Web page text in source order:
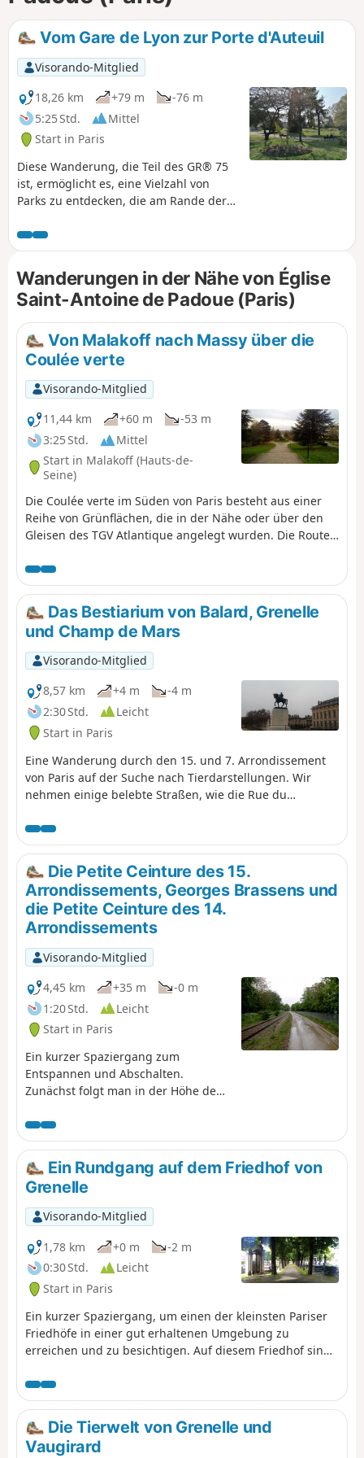
Vom Gare de Lyon zur Porte d'Auteuil
Visorando-Mitglied
18,26 km
+79 m
-76 m
5:25 Std.
Mittel
Start in Paris
Diese Wanderung, die Teil des GR® 75
ist, ermöglicht es, eine Vielzahl von
Parks zu entdecken, die am Rande der
liegen. Sie dient als Zwischenetappe
und ermöglicht es, den südlichsten Teil
desGR® zu erkunden. Es gibt zahlreiche
sehenswerte Orte entlang desGR®,
aber auch in der Umgebung, wie die
Butte aux Cailles, den Parc Montsouris
oder den Jardin des Serres d'Auteuil.
Beim Durchqueren der vielen Parks hat
zu sein.
Wanderungen in der Nähe von Église
Saint-Antoine de Padoue (Paris)
Von Malakoff nach Massy über die
Coulée verte
Visorando-Mitglied
11,44 km
+60 m
-53 m
3:25 Std.
Mittel
Start in Malakoff (Hauts-de-
Seine)
Die Coulée verte im Süden von Paris besteht aus einer
Reihe von Grünflächen, die in der Nähe oder über den
Gleisen des TGV Atlantique angelegt wurden. Die Route
ihrem Ende. Ein städtischer Spaziergang im Grünen, der
zu jeder Jahreszeit zu Fuß oder mit dem Fahrrad
unternommen werden kann.
Das Bestiarium von Balard, Grenelle
und Champ de Mars
Visorando-Mitglied
8,57 km
+4 m
-4 m
2:30 Std.
Leicht
Start in Paris
Eine Wanderung durch den 15. und 7. Arrondissement
von Paris auf der Suche nach Tierdarstellungen. Wir
nehmen einige belebte Straßen, wie die Rue du
einen schönen Blick auf den Eiffelturm.
Die Petite Ceinture des 15.
Arrondissements, Georges Brassens und
die Petite Ceinture des 14.
Arrondissements
Visorando-Mitglied
4,45 km
+35 m
-0 m
1:20 Std.
Leicht
Start in Paris
Ein kurzer Spaziergang zum
Entspannen und Abschalten.
Zunächst folgt man in der Höhe dem
Eisenbahnstrecke Petite Ceinture.
Anschließend schlendert man durch
den Parc Georges Brassens, der
zahlreiche Möglichkeiten zum
Spazierengehen und Verweilen
bietet. Schließlich gelangt man in
den 14. Arrondissement und folgt
der Trasse der Petite Ceinture bis zur
Porte d'Orléans.
Ein Rundgang auf dem Friedhof von
Grenelle
Visorando-Mitglied
1,78 km
+0 m
-2 m
0:30 Std.
Leicht
Start in Paris
Ein kurzer Spaziergang, um einen der kleinsten Pariser
Friedhöfe in einer gut erhaltenen Umgebung zu
erreichen und zu besichtigen. Auf diesem Friedhof sind
einige originelle Denkmäler.
Die Tierwelt von Grenelle und
Vaugirard